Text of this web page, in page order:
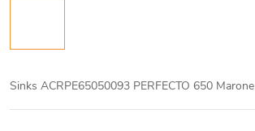
Sinks ACRPE65050093 PERFECTO 650 Marone